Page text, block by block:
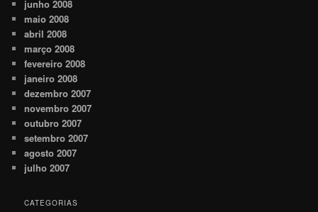
junho 2008
maio 2008
abril 2008
março 2008
fevereiro 2008
janeiro 2008
dezembro 2007
novembro 2007
outubro 2007
setembro 2007
agosto 2007
julho 2007
CATEGORIAS